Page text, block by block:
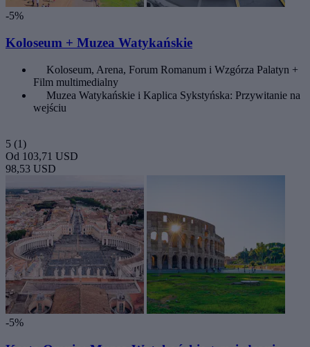
-5%
Koloseum + Muzea Watykańskie
Koloseum, Arena, Forum Romanum i Wzgórza Palatyn +
Film multimedialny
Muzea Watykańskie i Kaplica Sykstyńska: Przywitanie na
wejściu
5 (1)
Od 103,71 USD
98,53 USD
-5%